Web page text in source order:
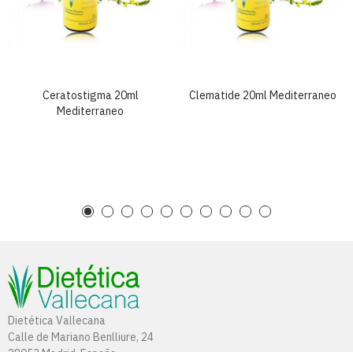
Ceratostigma 20ml
Mediterraneo
Clematide 20ml Mediterraneo
Dietética Vallecana
Calle de Mariano Benlliure, 24